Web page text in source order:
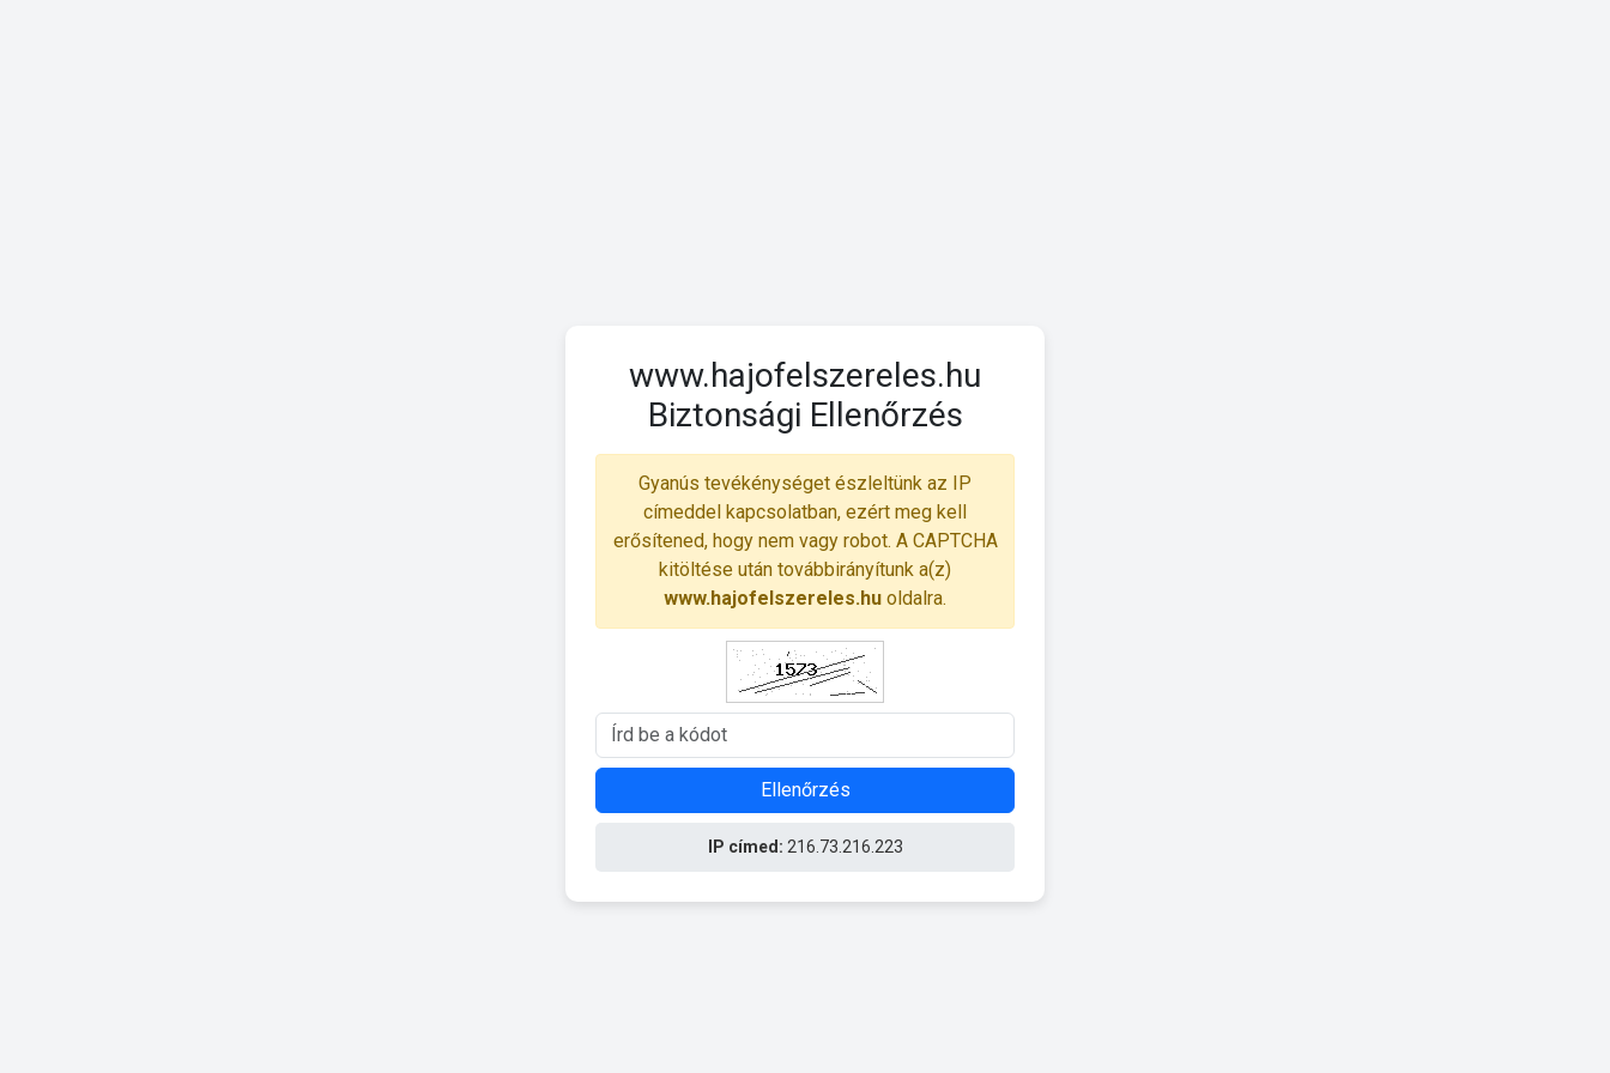
www.hajofelszereles.hu
Biztonsági Ellenőrzés
Gyanús tevékénységet észleltünk az IP
címeddel kapcsolatban, ezért meg kell
erősítened, hogy nem vagy robot. A CAPTCHA
kitöltése után továbbirányítunk a(z)
www.hajofelszereles.hu oldalra.
Ellenőrzés
IP címed: 216.73.216.223